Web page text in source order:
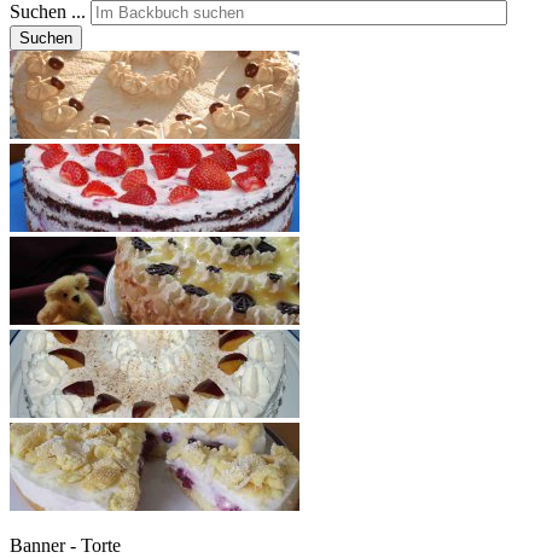
Suchen ...
Suchen
Banner - Torte